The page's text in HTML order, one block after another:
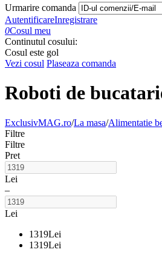
Urmarire comanda
AutentificareInregistrare
0Cosul meu
Continutul cosului:
Cosul este gol
Vezi cosul Plaseaza comanda
Roboti de
ExclusivMAG.ro/La masa/Alimentatie
Filtre
Filtre
Pret
Lei
–
Lei
1319Lei
1319Lei